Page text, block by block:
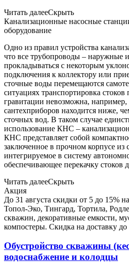
Читать далееСкрыть
Канализационные насосные
оборудование
Одно из правил устройства
что все трубопроводы – наружные
прокладываться с некоторым
подключения к коллектору или
сточные воды перемещаются
ситуациях транспортировка
гравитации невозможна, например,
сантехприборов находится ниже,
сточных вод. В таком случае
использование КНС –
КНС представляет собой
заключенное в прочном корпусе из
интегрируемое в систему
обеспечивающее перекачку стоков
Читать далееСкрыть
Акция
До 31 августа скидки от 5 до 15%
Топол-Эко, Тингард, Тортила,
скважин, декоративные емкости,
компостеры. Скидка на доставку до
Обустройство скважины
водоснабжение и колодцы